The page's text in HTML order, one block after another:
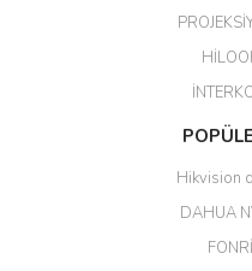
Erdal Cingöz | 07/02/2026
Başarılı. Bu vasıfta bir ürünü bu
kadar uygun fiyata bulabilmek
büyük şans. Güvenliticaret
(HIKVISION DS-3E0326P-E/M(B)
Hikvision
DAHUA